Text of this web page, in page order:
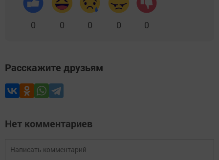
0 0 0 0 0
Расскажите друзьям
Нет комментариев